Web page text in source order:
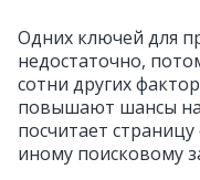
Одних ключей для
недостаточно,
сотни других
повышают шансы
посчитает
иному поисковому